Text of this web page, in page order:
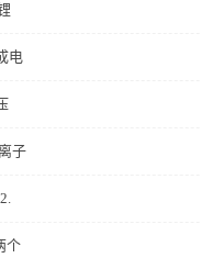
电
子
个